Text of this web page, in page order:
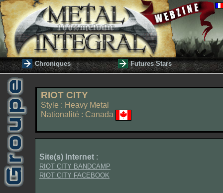
Chroniques Futures Stars
RIOT CITY
Style : Heavy Metal
Nationalité : Canada
Site(s) Internet :
RIOT CITY BANDCAMP
RIOT CITY FACEBOOK